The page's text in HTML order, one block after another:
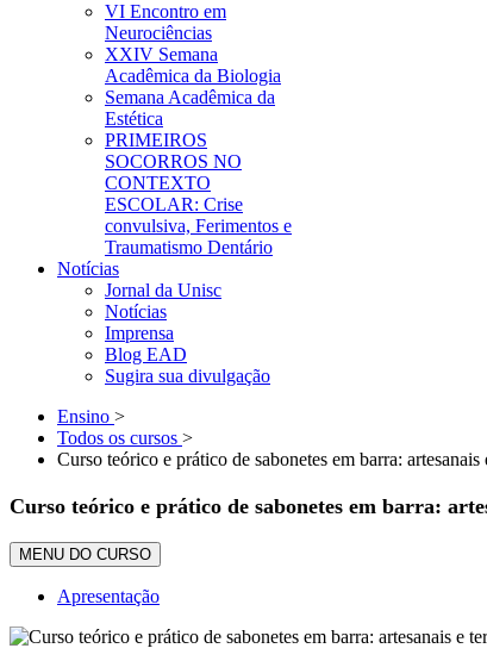
VI Encontro em
Neurociências
XXIV Semana
Acadêmica da Biologia
Semana Acadêmica da
Estética
PRIMEIROS
SOCORROS NO
CONTEXTO
ESCOLAR: Crise
convulsiva, Ferimentos e
Traumatismo Dentário
Notícias
Jornal da Unisc
Notícias
Imprensa
Blog EAD
Sugira sua divulgação
Ensino >
Todos os cursos >
Curso teórico e prático de sabonetes em barra: artesanais
Curso teórico e prático de sabonetes em barra:
MENU DO CURSO
Apresentação